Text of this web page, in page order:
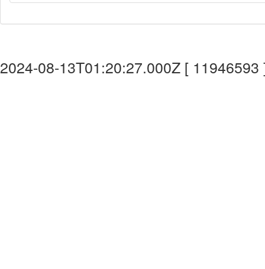
2024-08-13T01:20:27.000Z [ 11946593